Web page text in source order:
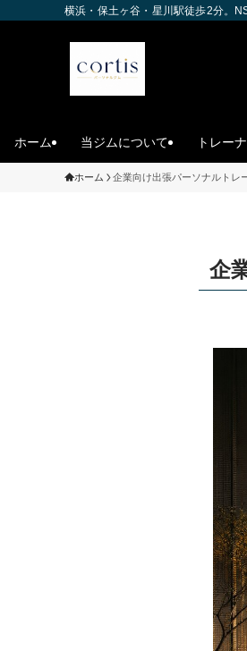
横浜・保土ヶ谷・星川駅徒歩2分。
ホーム 当ジムについて トレー
ホーム 企業向け出張パーソナルトレ
企